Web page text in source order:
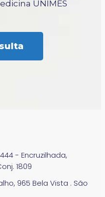
UNIMES
- Encruzilhada,
1809
965 Bela Vista . São